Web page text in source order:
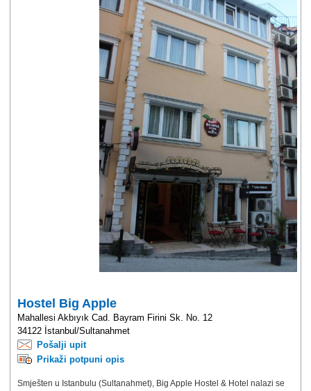
Hostel Big Apple
Mahallesi Akbıyık Cad. Bayram Firini Sk. No. 12
34122 İstanbul/Sultanahmet
Pošalji upit
Prikaži potpuni opis
Smješten u Istanbulu (Sultanahmet), Big Apple Hostel & Hotel nalazi se